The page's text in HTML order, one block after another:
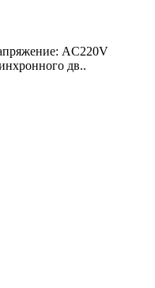
AC220V
дв..